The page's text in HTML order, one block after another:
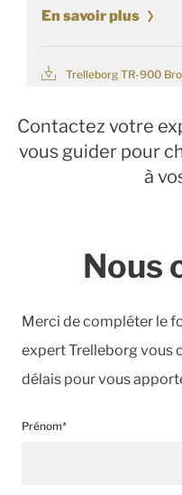
En savoir plus
Trelleborg TR-900
Contactez votre
vous guider pour
à
Nous
Merci de compléter le
expert Trelleborg vous
délais pour vous
Prénom*